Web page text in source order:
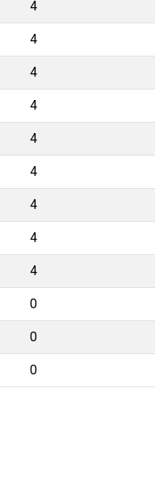
4
4
4
4
4
4
4
4
4
0
0
0